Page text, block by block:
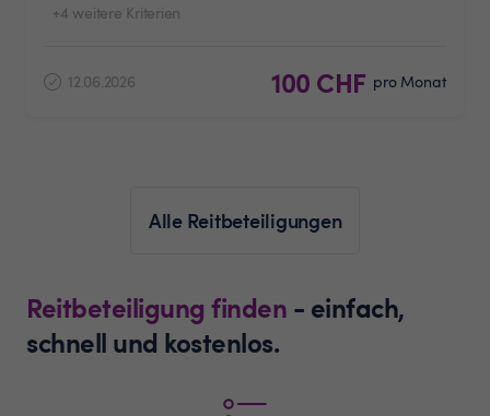
+4 weitere Kriterien
12.06.2026 100 CHF pro Monat
Alle Reitbeteiligungen
Reitbeteiligung finden - einfach,
schnell und kostenlos.